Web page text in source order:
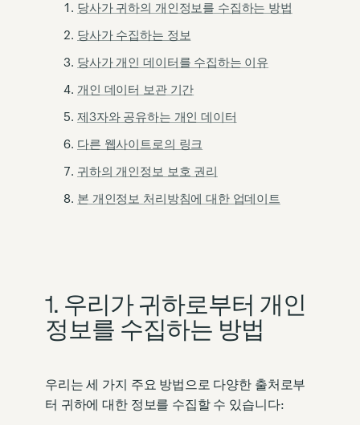
당사가 귀하의 개인정보를 수집하는 방법
당사가 수집하는 정보
당사가 개인 데이터를 수집하는 이유
개인 데이터 보관 기간
제3자와 공유하는 개인 데이터
다른 웹사이트로의 링크
귀하의 개인정보 보호 권리
본 개인정보 처리방침에 대한 업데이트
1. 우리가 귀하로부터 개인
정보를 수집하는 방법
우리는 세 가지 주요 방법으로 다양한 출처로부
터 귀하에 대한 정보를 수집할 수 있습니다: